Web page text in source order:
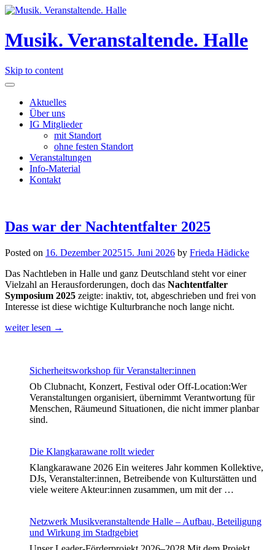
Musik. Veranstaltende. Halle
Skip to content
Aktuelles
Über uns
IG Mitglieder
mit Standort
ohne festen Standort
Veranstaltungen
Info-Material
Kontakt
Das war der Nachtentfalter 2025
Posted on 16. Dezember 202515. Juni 2026 by Frieda Hädicke
Das Nachtleben in Halle und ganz Deutschland steht vor einer
Vielzahl an Herausforderungen, doch das Nachtentfalter
Symposium 2025 zeigte: inaktiv, tot, abgeschrieben und frei von
Interesse ist diese wichtige Kulturbranche noch lange nicht.
weiter lesen →
Sicherheitsworkshop für Veranstalter:innen
Ob Clubnacht, Konzert, Festival oder Off-Location:Wer
Veranstaltungen organisiert, übernimmt Verantwortung für
Menschen, Räumeund Situationen, die nicht immer planbar
sind.
Die Klangkarawane rollt wieder
Klangkarawane 2026 Ein weiteres Jahr kommen Kollektive,
DJs, Veranstalter:innen, Betreibende von Kulturstätten und
viele weitere Akteur:innen zusammen, um mit der …
Netzwerk Musikveranstaltende Halle – Aufbau, Beteiligung
und Wirkung im Stadtgebiet